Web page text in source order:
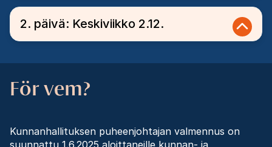
2. päivä: Keskiviikko 2.12.
För vem?
Kunnanhallituksen puheenjohtajan valmennus on